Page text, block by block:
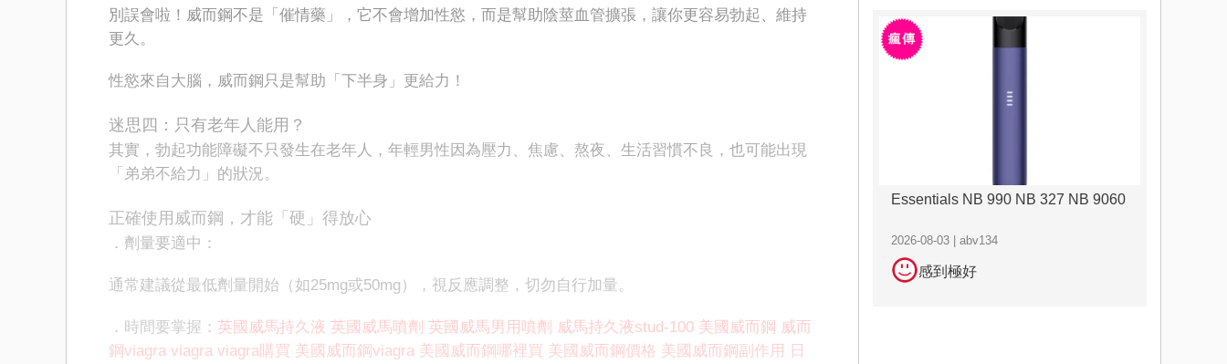
別誤會啦！威而鋼不是「催情藥」，它不會增加性慾，而是幫助陰莖血管擴張，讓你更容易勃起、維持
更久。
性慾來自大腦，威而鋼只是幫助「下半身」更給力！
迷思四：只有老年人能用？
其實，勃起功能障礙不只發生在老年人，年輕男性因為壓力、焦慮、熬夜、生活習慣不良，也可能出現
「弟弟不給力」的狀況。
正確使用威而鋼，才能「硬」得放心
．劑量要適中：
通常建議從最低劑量開始（如25mg或50mg），視反應調整，切勿自行加量。
．時間要掌握： 英國威馬持久液 英國威馬噴劑 英國威馬男用噴劑 威馬持久液stud-100 美國威而鋼 威而
鋼viagra viagra viagra購買 美國威而鋼viagra 美國威而鋼哪裡買 美國威而鋼價格 美國威而鋼副作用
日
Essentials NB 990 NB 327 NB 9060
2026-08-03 | abv134
感到極好